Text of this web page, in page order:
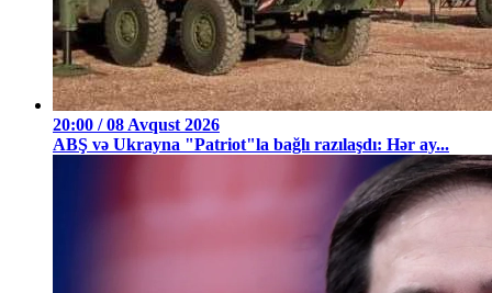
20:00 / 08 Avqust 2026
ABŞ və Ukrayna "Patriot"la bağlı razılaşdı: Hər ay...